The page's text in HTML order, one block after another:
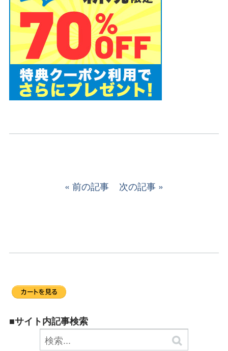
前の記事 次の記事
■サイト内記事検索